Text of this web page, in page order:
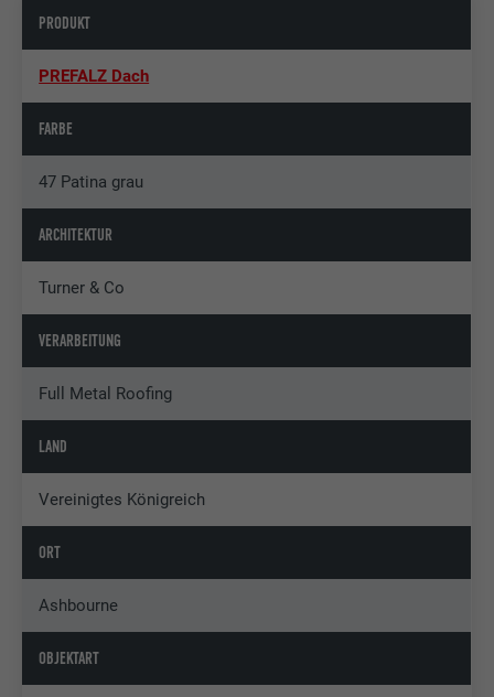
PRODUKT
PREFALZ Dach
FARBE
47 Patina grau
ARCHITEKTUR
Turner & Co
VERARBEITUNG
Full Metal Roofing
LAND
Vereinigtes Königreich
ORT
Ashbourne
OBJEKTART